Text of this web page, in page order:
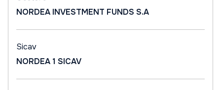
NORDEA INVESTMENT FUNDS S.A
Sicav
NORDEA 1 SICAV